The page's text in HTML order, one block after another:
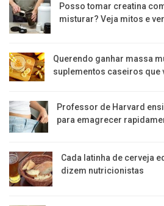
Posso tomar creatina
misturar? Veja mitos e
Querendo ganhar massa
suplementos caseiros que
Professor de Harvard
para emagrecer
Cada latinha de cerveja
dizem nutricionistas